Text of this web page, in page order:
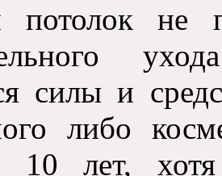
потолок не
силы и
либо
10 лет,